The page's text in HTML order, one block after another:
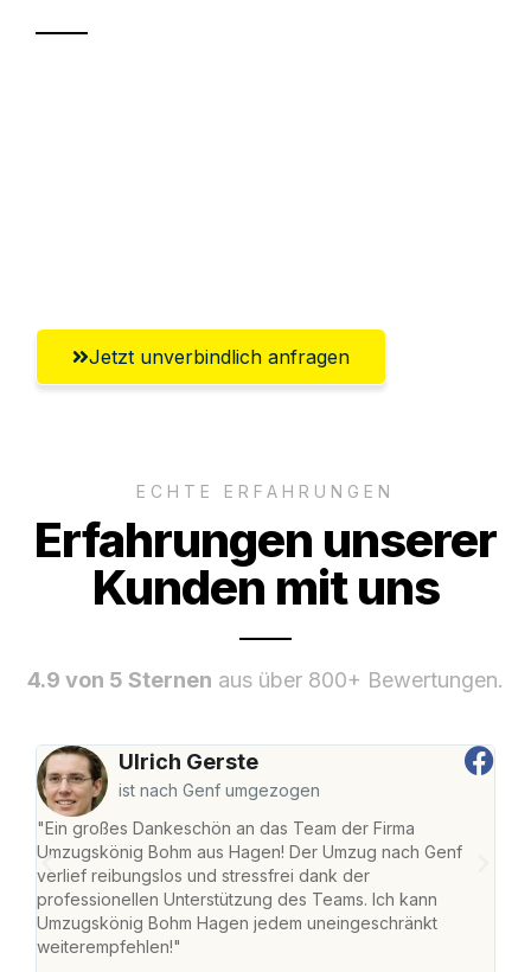
Jetzt unverbindlich anfragen
ECHTE ERFAHRUNGEN
Erfahrungen unserer
Kunden mit uns
4.9 von 5 Sternen aus über 800+ Bewertungen.
Ulrich Gerste
ist nach Genf umgezogen
"Ein großes Dankeschön an das Team der Firma
Umzugskönig Bohm aus Hagen! Der Umzug nach Genf
verlief reibungslos und stressfrei dank der
professionellen Unterstützung des Teams. Ich kann
Umzugskönig Bohm Hagen jedem uneingeschränkt
weiterempfehlen!"